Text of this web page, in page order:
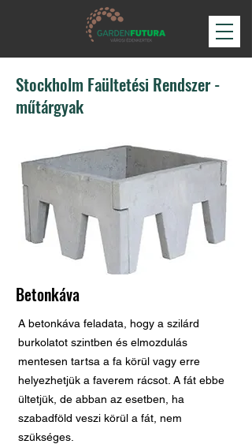
Stockholm Faültetési Rendszer -
műtárgyak
Betonkáva
A betonkáva feladata, hogy a szilárd
burkolatot szintben és elmozdulás
mentesen tartsa a fa körül vagy erre
helyezhetjük a faverem rácsot. A fát ebbe
ültetjük, de abban az esetben, ha
szabadföld veszi körül a fát, nem
szükséges.